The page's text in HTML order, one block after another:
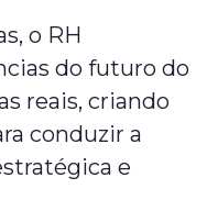
o RH
do futuro do
reais, criando
conduzir a
e